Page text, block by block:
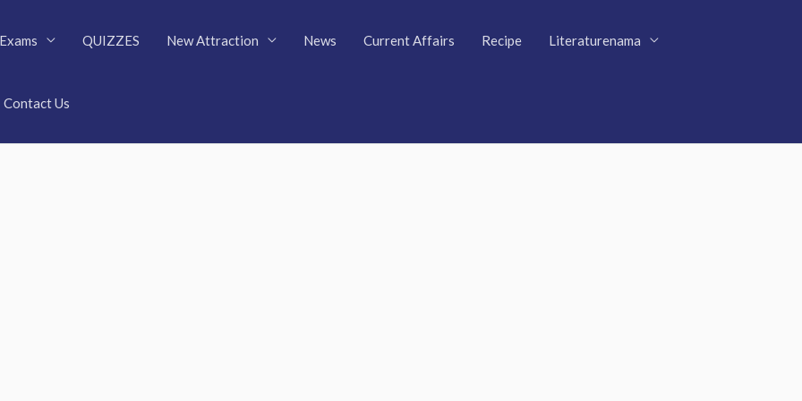
Exams QUIZZES New Attraction News Current Affairs Recipe Literaturenama
Contact Us